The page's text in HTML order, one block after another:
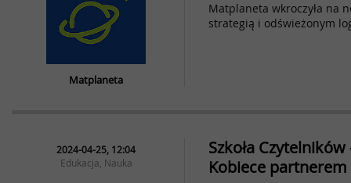
Matplaneta
Matplaneta wkroczyła na
strategią i odświeżonym
2024-04-25, 12:04
Edukacja, Nauka
Szkoła
Kobiece